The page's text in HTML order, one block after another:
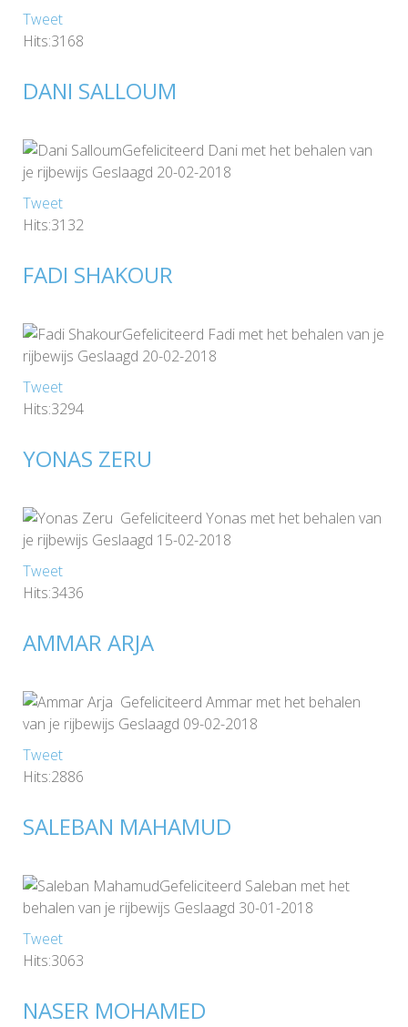
Tweet
Hits:3168
DANI SALLOUM
Gefeliciteerd Dani met het behalen van
je rijbewijs Geslaagd 20-02-2018
Tweet
Hits:3132
FADI SHAKOUR
Gefeliciteerd Fadi met het behalen van je
rijbewijs Geslaagd 20-02-2018
Tweet
Hits:3294
YONAS ZERU
Gefeliciteerd Yonas met het behalen van
je rijbewijs Geslaagd 15-02-2018
Tweet
Hits:3436
AMMAR ARJA
Gefeliciteerd Ammar met het behalen
van je rijbewijs Geslaagd 09-02-2018
Tweet
Hits:2886
SALEBAN MAHAMUD
Gefeliciteerd Saleban met het
behalen van je rijbewijs Geslaagd 30-01-2018
Tweet
Hits:3063
NASER MOHAMED